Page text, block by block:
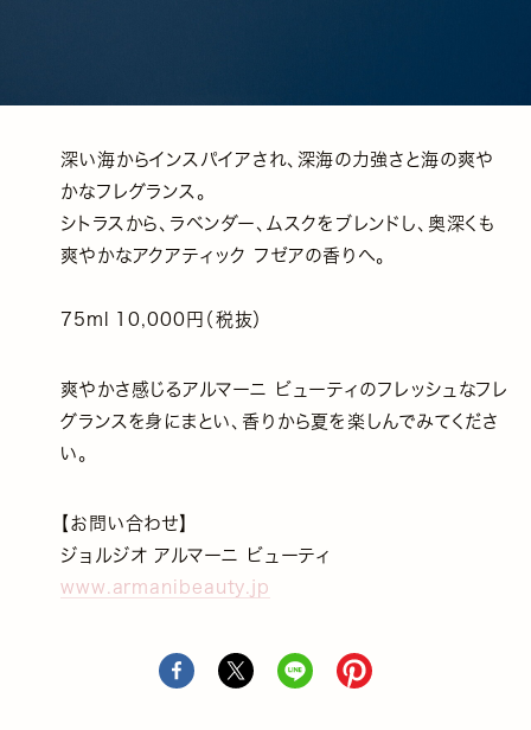
深い海からインスパイアされ、深海の力強さと海の爽や
かなフレグランス。
シトラスから、ラベンダー、ムスクをブレンドし、奥深くも
爽やかなアクアティック フゼアの香りへ。
75ml 10,000円（税抜）
爽やかさ感じるアルマーニ ビューティのフレッシュなフレ
グランスを身にまとい、香りから夏を楽しんでみてくださ
い。
【お問い合わせ】
ジョルジオ アルマーニ ビューティ
www.armanibeauty.jp